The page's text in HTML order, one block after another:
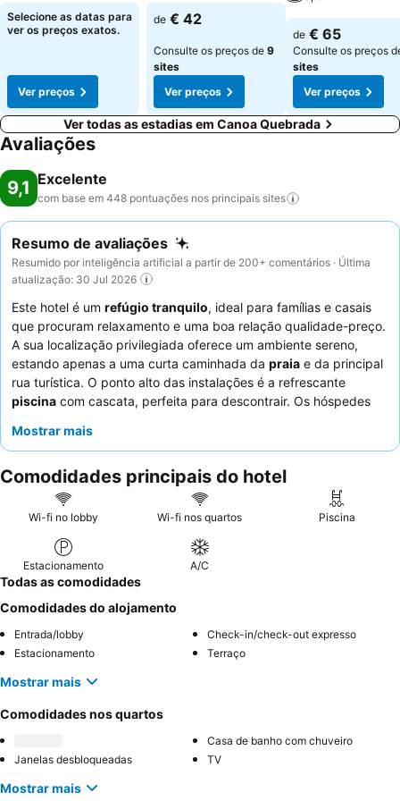
Selecione as datas para
ver os preços exatos.
Ver preços
de € 42
Consulte os preços de 9
sites
Ver preços
de € 65
Consulte os preços
sites
Ver preços
Ver todas as estadias em Canoa Quebrada
Avaliações
9,1 Excelente
com base em 448 pontuações nos principais sites
Resumo de avaliações
Resumido por inteligência artificial a partir de 200+ comentários · Última
atualização: 30 Jul 2026
Este hotel é um refúgio tranquilo, ideal para famílias e casais
que procuram relaxamento e uma boa relação qualidade-preço.
A sua localização privilegiada oferece um ambiente sereno,
estando apenas a uma curta caminhada da praia e da principal
rua turística. O ponto alto das instalações é a refrescante
piscina com cascata, perfeita para descontrair. Os hóspedes
de pequeno-almoço
tranquila, os hóspedes são aconselhados a pedir um quarto
virado para o jardim.
Mostrar mais
Comodidades principais do hotel
Wi-fi no lobby Wi-fi nos quartos Piscina
Estacionamento A/C
Todas as comodidades
Comodidades do alojamento
Entrada/lobby
Check-in/check-out expresso
Estacionamento
Terraço
Mostrar mais
Comodidades nos quartos
Casa de banho com chuveiro
Janelas desbloqueadas
TV
Mostrar mais